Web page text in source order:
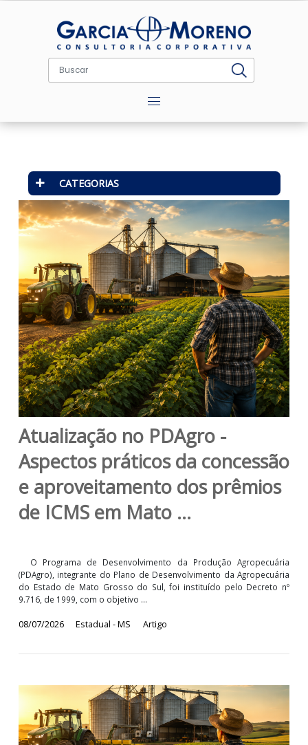
CATEGORIAS
Atualização no PDAgro -
Aspectos práticos da
de ICMS em Mato ...
O Programa de Desenvolvimento da Produção
do Estado de Mato Grosso do Sul, foi instituído pelo
08/07/2026 Estadual - MS Artigo